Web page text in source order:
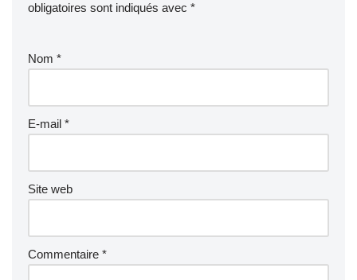
obligatoires sont indiqués avec *
Nom *
E-mail *
Site web
Commentaire *